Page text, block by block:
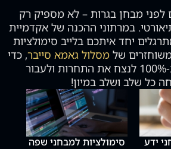
לפני מבחן בגרות – לא מספיק רק
במרתוני ההכנה של אקדמיית
יחד איתכם בלייב סימולציות
של מסלול גאמא סייבר, כדי
שתגיעו מוכנים ב-100% לנצח את התחרות ולעבור
כל שלב ושלב במיון!
ידע
סימולציות למבחני שפה
לאפס
את
כל
האפשרויות